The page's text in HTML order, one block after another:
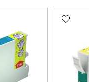
Add wishlist